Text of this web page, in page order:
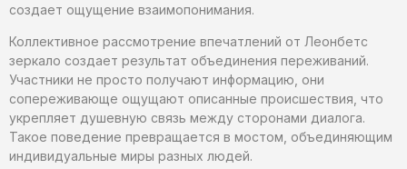
создает ощущение взаимопонимания.
Коллективное рассмотрение впечатлений от Леонбетс
зеркало создает результат объединения переживаний.
Участники не просто получают информацию, они
сопереживающе ощущают описанные происшествия, что
укрепляет душевную связь между сторонами диалога.
Такое поведение превращается в мостом, объединяющим
индивидуальные миры разных людей.